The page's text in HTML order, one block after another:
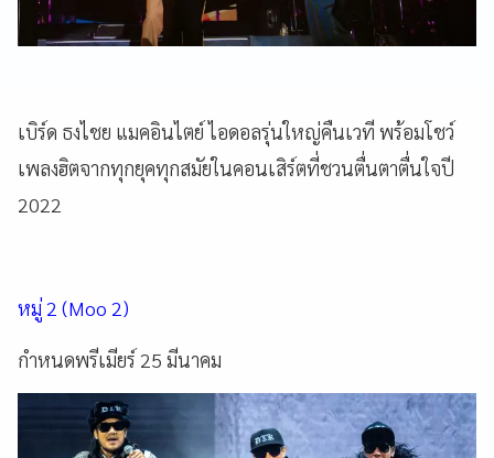
เบิร์ด ธงไชย แมคอินไตย์ ไอดอลรุ่นใหญ่คืนเวที พร้อมโชว์
เพลงฮิตจากทุกยุคทุกสมัยในคอนเสิร์ตที่ชวนตื่นตาตื่นใจปี
2022
หมู่ 2 (Moo 2)
กำหนดพรีเมียร์ 25 มีนาคม